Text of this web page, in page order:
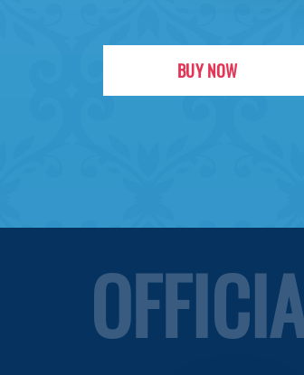
BUY NOW